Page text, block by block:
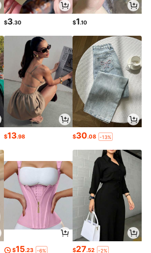
$3.30 $1.10
$13.98 $30.08 -13%
$15.23 -6% $27.52 -2%